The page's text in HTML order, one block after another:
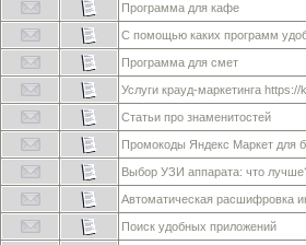
Программа для кафе
С помощью каких программ
Программа для смет
Услуги крауд-маркетинга
Статьи про знаменитостей
Промокоды Яндекс Маркет для
Выбор УЗИ аппарата: что
Автоматическая расшифровка
Поиск удобных приложений